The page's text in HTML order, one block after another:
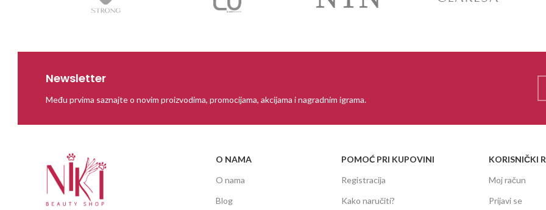
Newsletter
Među prvima saznajte o novim proizvodima, promocijama, akcijama i nagradnim igrama.
O NAMA
O nama
Blog
POMOĆ PRI KUPOVINI
Registracija
Kako naručiti?
KORISNIČKI
Moj račun
Prijavi se